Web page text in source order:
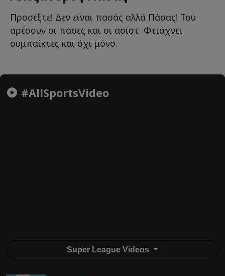
Προσέξτε! Δεν είναι πασάς αλλά Πάσας! Του
αρέσουν οι πάσες και οι ασίστ. Φτιάχνει
συμπαίκτες και όχι μόνο.
#AllSportsVideo
Super League Videos